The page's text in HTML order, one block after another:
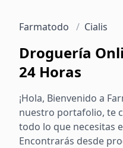
Farmatodo / Cialis
Droguería
24 Horas
¡Hola, Bienvenido a
nuestro portafolio, te
todo lo que necesitas
Encontrarás desde